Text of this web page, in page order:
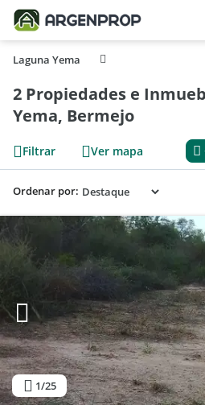
Laguna Yema
2 Propiedades e
Yema, Bermejo
Filtrar Ver mapa
Ordenar por:
1/25